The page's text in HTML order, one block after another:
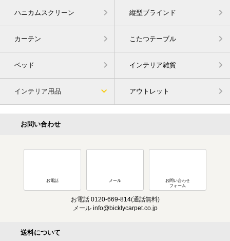
ハニカムスクリーン 縦型ブラインド
カーテン こたつテーブル
ベッド インテリア雑貨
インテリア用品 アウトレット
お問い合わせ
お電話 メール
お問い合わせ
フォーム
お電話 0120-669-814(通話無料)
メール info@bicklycarpet.co.jp
送料について